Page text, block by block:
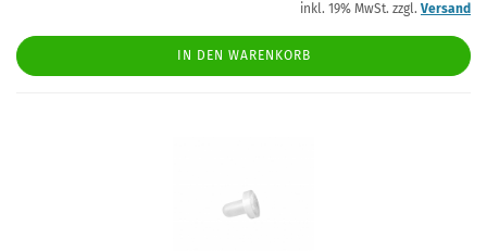
inkl. 19% MwSt. zzgl. Versand
IN DEN WARENKORB